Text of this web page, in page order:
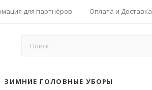
для партнёров Оплата и Доставка
ЗИМНИЕ ГОЛОВНЫЕ УБОРЫ